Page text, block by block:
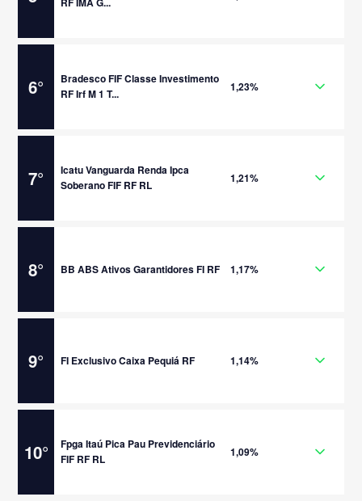
6°
Bradesco FIF Classe Investimento
RF Irf M 1 T...
1,23%
7°
Icatu Vanguarda Renda Ipca
Soberano FIF RF RL
1,21%
8° BB ABS Ativos Garantidores FI RF 1,17%
9° FI Exclusivo Caixa Pequiá RF 1,14%
10°
Fpga Itaú Pica Pau Previdenciário
FIF RF RL
1,09%